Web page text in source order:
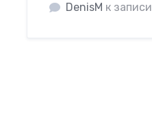
DenisM к записи